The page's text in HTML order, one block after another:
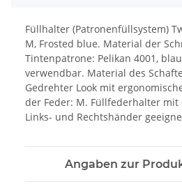
Füllhalter (Patronenfüllsystem)
M, Frosted blue. Material der
Tintenpatrone: Pelikan 4001,
verwendbar. Material des
Gedrehter Look mit
der Feder: M. Füllfederhalter mit
Links- und Rechtshänder
Angaben zur